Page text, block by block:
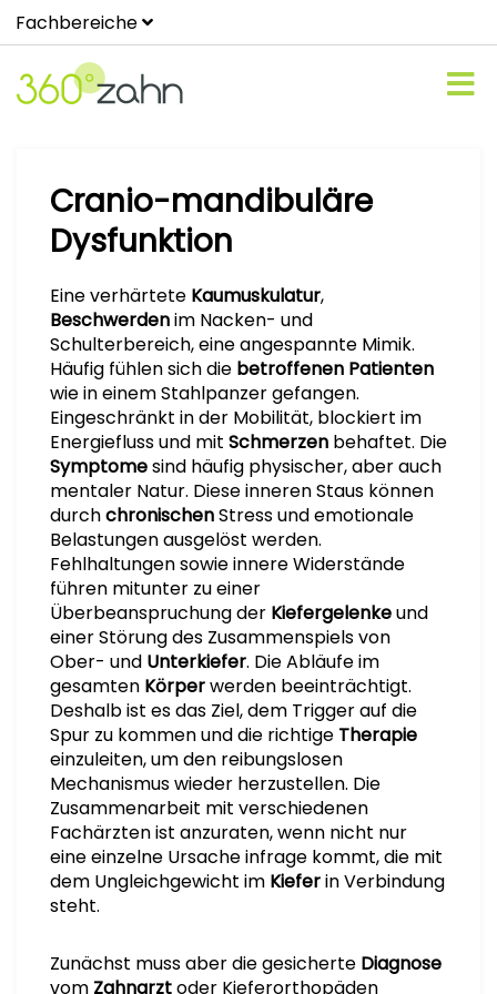
Fachbereiche
Cranio-mandibuläre
Dysfunktion
Eine verhärtete Kaumuskulatur,
Beschwerdenim Nacken- und
Schulterbereich, eine angespannte Mimik.
Häufig fühlen sich die betroffenen Patienten
wie in einem Stahlpanzer gefangen.
Eingeschränkt in der Mobilität, blockiert im
Energiefluss und mit Schmerzen behaftet. Die
Symptomesind häufig physischer, aber auch
mentaler Natur. Diese inneren Staus können
durchchronischenStress und emotionale
Belastungen ausgelöst werden.
Fehlhaltungen sowie innere Widerstände
führen mitunter zu einer
Überbeanspruchung der Kiefergelenkeund
einer Störung des Zusammenspiels von
Ober- und Unterkiefer. Die Abläufe im
gesamten Körperwerden beeinträchtigt.
Deshalb ist es das Ziel, dem Trigger auf die
Spur zu kommen und die richtige Therapie
einzuleiten, um den reibungslosen
Mechanismus wieder herzustellen. Die
Zusammenarbeit mit verschiedenen
Fachärzten ist anzuraten, wenn nicht nur
eine einzelne Ursache infrage kommt, die mit
dem Ungleichgewicht im Kieferin Verbindung
steht.
Zunächst muss aber die gesicherte Diagnose
vom Zahnarztoder Kieferorthopäden